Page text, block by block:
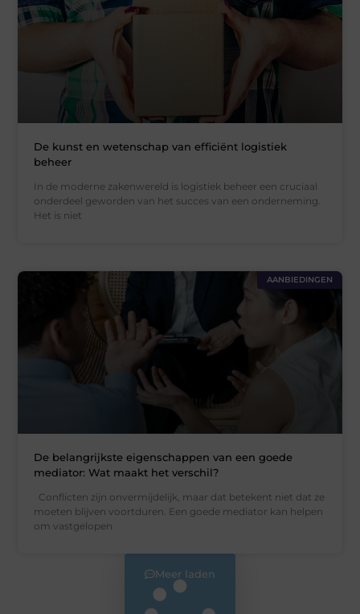
De kunst en wetenschap van efficiënt logistiek
beheer
In de moderne zakenwereld is logistiek beheer een cruciaal
onderdeel geworden van het succes van een onderneming.
Het is niet
AANBIEDINGEN
De belangrijkste eigenschappen van een goede
mediator: Wat maakt het verschil?
Conflicten zijn onvermijdelijk, maar dat betekent niet dat ze
moeten blijven voortduren. Een goede mediator kan helpen
om vastgelopen
Meer laden